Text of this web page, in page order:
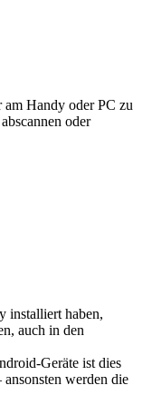
am Handy oder PC zu
oder
installiert haben,
auch in den
Geräte ist dies
ansonsten werden die